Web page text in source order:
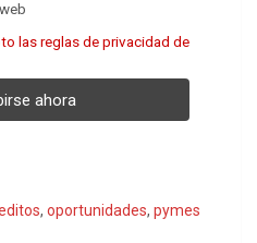
las reglas de privacidad de
, oportunidades, pymes